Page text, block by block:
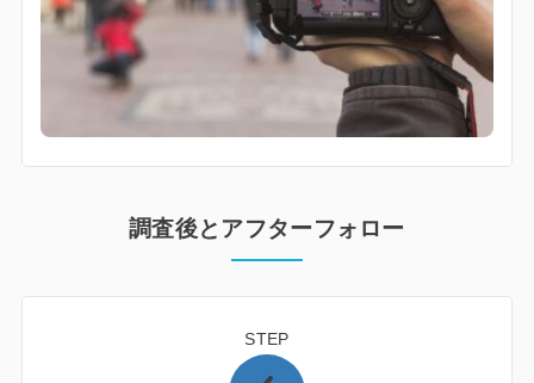
調査後とアフターフォロー
STEP